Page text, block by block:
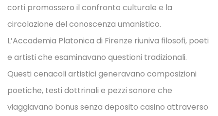
corti promossero il confronto culturale e la
circolazione del conoscenza umanistico.
L’Accademia Platonica di Firenze riuniva filosofi, poeti
e artisti che esaminavano questioni tradizionali.
Questi cenacoli artistici generavano composizioni
poetiche, testi dottrinali e pezzi sonore che
viaggiavano bonus senza deposito casino attraverso